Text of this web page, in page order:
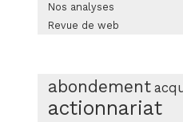
Nos analyses
Revue de web
abondement
actionnariat